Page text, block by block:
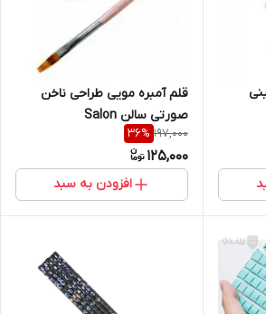
قلم آمبره مویی طراحی ناخن
صورتی سالن Salon
197,000
36%
125,000
افزودن به سبد